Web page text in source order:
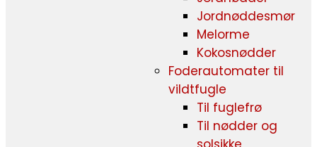
Jordnøddesmør
Melorme
Kokosnødder
Foderautomater til
vildtfugle
Til fuglefrø
Til nødder og